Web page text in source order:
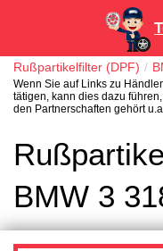
Rußpartikelfilter (DPF)
Wenn Sie auf Links zu
tätigen, kann dies dazu
den Partnerschaften gehört
BMW 3